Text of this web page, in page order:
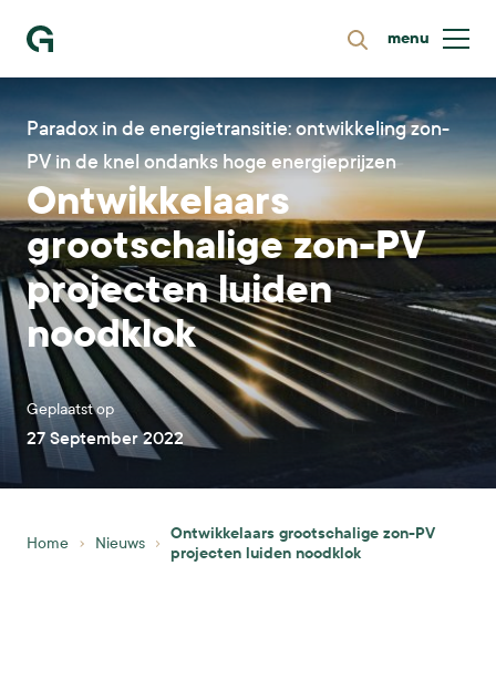
Zoeken
menu
Paradox in de energietransitie: ontwikkeling zon-
PV in de knel ondanks hoge energieprijzen
Ontwikkelaars
grootschalige zon-PV
projecten luiden
noodklok
Geplaatst op
27 September 2022
Home Nieuws
Ontwikkelaars grootschalige zon-PV
projecten luiden noodklok